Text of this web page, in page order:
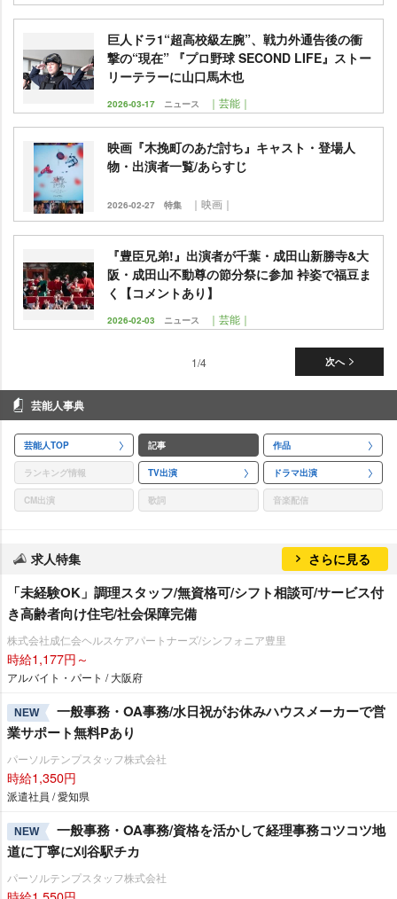
巨人ドラ1“超高校級左腕”、戦力外通告後の衝
撃の“現在” 『プロ野球 SECOND LIFE』ストー
リーテラーに山口馬木也
2026-03-17 ニュース ｜芸能｜
映画『木挽町のあだ討ち』キャスト・登場人
物・出演者一覧/あらすじ
2026-02-27 特集 ｜映画｜
『豊臣兄弟!』出演者が千葉・成田山新勝寺&大
阪・成田山不動尊の節分祭に参加 裃姿で福豆ま
く【コメントあり】
2026-02-03 ニュース ｜芸能｜
次へ
1/4
芸能人事典
芸能人TOP 記事 作品
ランキング情報 TV出演 ドラマ出演
CM出演 歌詞 音楽配信
求人特集 さらに見る
「未経験OK」調理スタッフ/無資格可/シフト相談可/サービス付
き高齢者向け住宅/社会保障完備
株式会社成仁会ヘルスケアパートナーズ/シンフォニア豊里
時給1,177円～
アルバイト・パート / 大阪府
NEW
一般事務・OA事務/水日祝がお休みハウスメーカーで営
業サポート無料Pあり
パーソルテンプスタッフ株式会社
時給1,350円
派遣社員 / 愛知県
NEW
一般事務・OA事務/資格を活かして経理事務コツコツ地
道に丁寧に刈谷駅チカ
パーソルテンプスタッフ株式会社